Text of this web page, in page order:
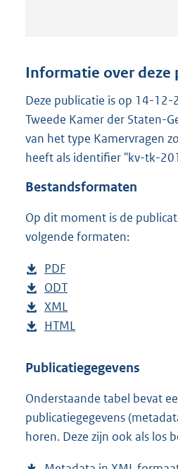
Informatie over deze
Deze publicatie is op 14-
Tweede Kamer der Staten-
van het type Kamervragen
heeft als identifier "kv-tk-
Bestandsformaten
Op dit moment is de
volgende formaten:
D
o
w
n
o
d
p
u
PDF
e
s
t
n
s
g
r
D
o
w
l
a
d
p
ODT
s
a
d
s
g
D
o
n
o
a
d
XML
e
t
n
d
s
D
w
l
o
a
HTML
s
a
n
d
Publicatiegegevens
Onderstaande tabel bevat
publicatiegegevens
horen. Deze zijn ook als los